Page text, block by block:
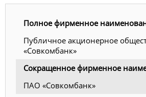
Полное фирменное
Публичное акционерное
«Совкомбанк»
Сокращенное фирменное
ПАО «Совкомбанк»